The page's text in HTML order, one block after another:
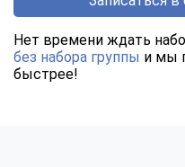
Нет времени ждать
без набора группы и мы
быстрее!